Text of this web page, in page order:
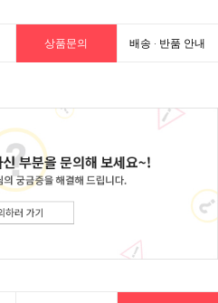
상품문의 배송 · 반품 안내